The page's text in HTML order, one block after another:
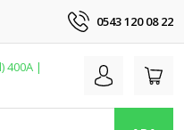
0543 120 08 22